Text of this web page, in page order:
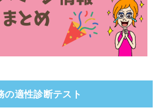
の適性診断テスト